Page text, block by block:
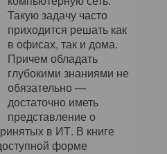
Такую задачу часто
приходится решать как
в офисах, так и дома.
Причем обладать
глубокими знаниями не
обязательно —
достаточно иметь
представление о
в ИТ. В книге
форме